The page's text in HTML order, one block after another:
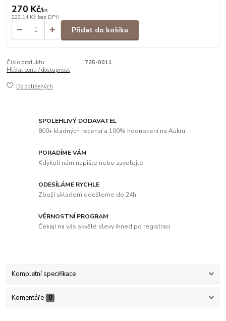
270 Kč/ks
223,14 Kč bez DPH
Přidat do košíku
Číslo produktu:
725-0011
Hlídat cenu / dostupnost
Do oblíbených
SPOLEHLIVÝ DODAVATEL
800+ kladných recenzí a 100% hodnocení na Aukru
PORADÍME VÁM
Kdykoli nám napište nebo zavolejte
ODESÍLÁME RYCHLE
Zboží skladem odešleme do 24h
VĚRNOSTNÍ PROGRAM
Čekají na vás skvělé slevy ihned po registraci
Kompletní specifikace
Komentáře 0